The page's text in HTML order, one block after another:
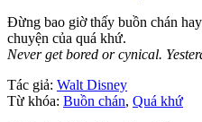
Đừng bao giờ thấy buồn chán
chuyện của quá khứ.
Never get bored or cynical.
Tác giả: Walt Disney
Từ khóa: Buồn chán, Quá khứ